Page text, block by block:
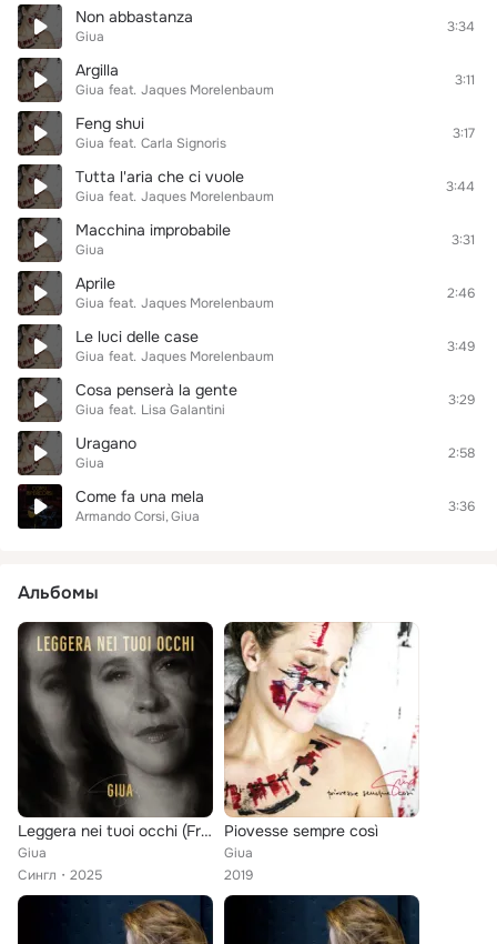
Non abbastanza
Giua
3:34
Argilla
Giua feat. Jaques Morelenbaum
3:11
Feng shui
Giua feat. Carla Signoris
3:17
Tutta l'aria che ci vuole
Giua feat. Jaques Morelenbaum
3:44
Macchina improbabile
Giua
3:31
Aprile
Giua feat. Jaques Morelenbaum
2:46
Le luci delle case
Giua feat. Jaques Morelenbaum
3:49
Cosa penserà la gente
Giua feat. Lisa Galantini
3:29
Uragano
Giua
2:58
Come fa una mela
Armando Corsi Giua
3:36
Альбомы
Leggera nei tuoi occhi (From the documentary "nuns vs. The vatican")
Giua
Сингл
2025
Piovesse sempre così
Giua
2019